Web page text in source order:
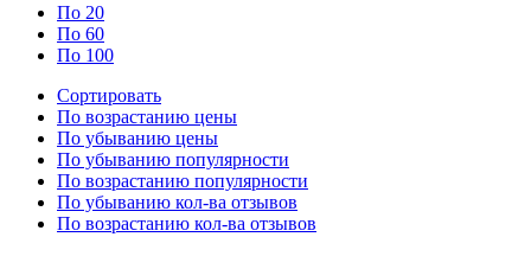
По 20
По 60
По 100
Сортировать
По возрастанию цены
По убыванию цены
По убыванию популярности
По возрастанию популярности
По убыванию кол-ва отзывов
По возрастанию кол-ва отзывов